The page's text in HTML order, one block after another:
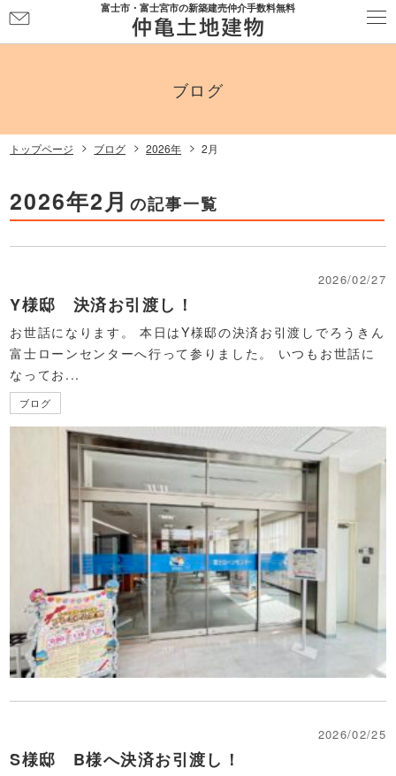
富士市・富士宮市の新築建売仲介手数料無料
ブログ
トップページ ブログ 2026年 2月
2026年2月 の記事一覧
2026/02/27
Y様邸 決済お引渡し！
お世話になります。 本日はY様邸の決済お引渡しでろうきん
富士ローンセンターへ行って参りました。 いつもお世話に
なってお...
ブログ
2026/02/25
S様邸 B様へ決済お引渡し！